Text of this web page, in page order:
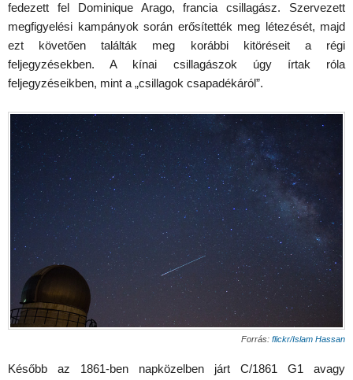
fedezett fel Dominique Arago, francia csillagász. Szervezett
megfigyelési kampányok során erősítették meg létezését, majd
ezt követően találták meg korábbi kitöréseit a régi
feljegyzésekben. A kínai csillagászok úgy írtak róla
feljegyzéseikben, mint a „csillagok csapadékáról”.
Forrás: flickr/Islam Hassan
Később az 1861-ben napközelben járt C/1861 G1 avagy